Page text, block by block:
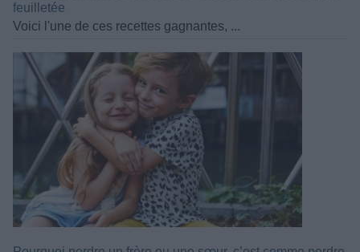
feuilletée
Voici l'une de ces recettes gagnantes, ...